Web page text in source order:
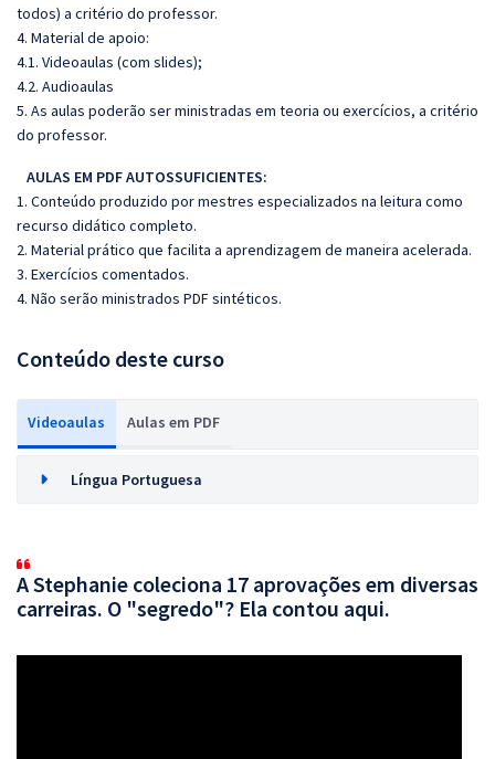
todos) a critério do professor.
4. Material de apoio:
4.1. Videoaulas (com slides);
4.2. Audioaulas
5. As aulas poderão ser ministradas em teoria ou exercícios, a critério
do professor.
AULAS EM PDF AUTOSSUFICIENTES:
1. Conteúdo produzido por mestres especializados na leitura como
recurso didático completo.
2. Material prático que facilita a aprendizagem de maneira acelerada.
3. Exercícios comentados.
4. Não serão ministrados PDF sintéticos.
Conteúdo deste curso
Videoaulas Aulas em PDF
Língua Portuguesa
A Stephanie coleciona 17 aprovações em diversas
carreiras. O "segredo"? Ela contou aqui.